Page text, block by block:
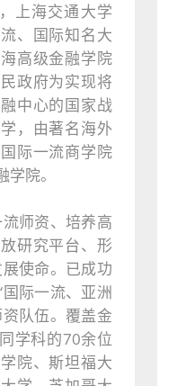
上海交通大学
、国际知名大
高级金融学院
政府为实现将
中心的国家战
，由著名海外
际一流商学院
院。
师资、培养高
研究平台、形
使命。已成功
际一流、亚洲
队伍。覆盖金
学科的70余位
院、斯坦福大